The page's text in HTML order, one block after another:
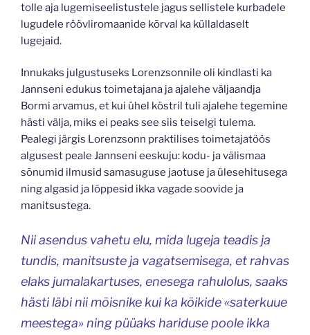
tolle aja lugemiseelistustele jagus sellistele kurbadele
lugudele röövliromaanide kõrval ka küllaldaselt
lugejaid.
Innukaks julgustuseks Lorenzsonnile oli kindlasti ka
Jannseni edukus toimetajana ja ajalehe väljaandja
Bormi arvamus, et kui ühel köstril tuli ajalehe tegemine
hästi välja, miks ei peaks see siis teiselgi tulema.
Pealegi järgis Lorenzsonn praktilises toimetajatöös
algusest peale Jannseni eeskuju: kodu- ja välismaa
sõnumid ilmusid samasuguse jaotuse ja ülesehitusega
ning algasid ja lõppesid ikka vagade soovide ja
manitsustega.
Nii asendus vahetu elu, mida lugeja teadis ja
tundis, manitsuste ja vagatsemisega, et rahvas
elaks jumalakartuses, enesega rahulolus, saaks
hästi läbi nii mõisnike kui ka kõikide «saterkuue
meestega» ning püüaks hariduse poole ikka